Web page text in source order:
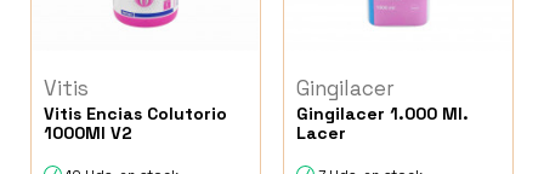
Vitis
Vitis Encias Colutorio
1000Ml V2
Gingilacer
Gingilacer 1.000 Ml.
Lacer